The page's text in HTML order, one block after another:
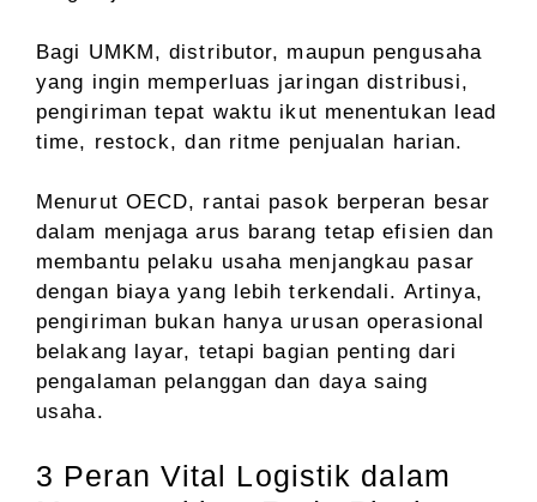
Bagi UMKM, distributor, maupun pengusaha
yang ingin memperluas jaringan distribusi,
pengiriman tepat waktu ikut menentukan lead
time, restock, dan ritme penjualan harian.
Menurut OECD, rantai pasok berperan besar
dalam menjaga arus barang tetap efisien dan
membantu pelaku usaha menjangkau pasar
dengan biaya yang lebih terkendali. Artinya,
pengiriman bukan hanya urusan operasional
belakang layar, tetapi bagian penting dari
pengalaman pelanggan dan daya saing
usaha.
3 Peran Vital Logistik dalam